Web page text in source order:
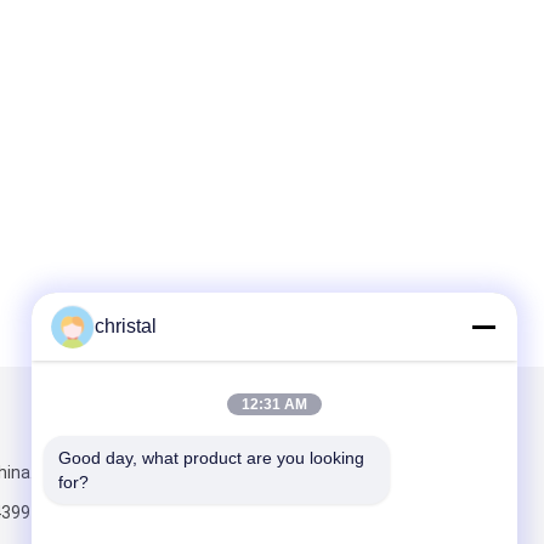
christal
12:31 AM
Good day, what product are you looking
for?